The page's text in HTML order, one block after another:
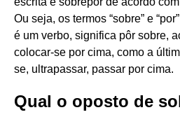
Ou seja, os termos “sobre” e
é um verbo, significa pôr sobre,
colocar-se por cima, como a
se, ultrapassar, passar por cima.
Qual o oposto de